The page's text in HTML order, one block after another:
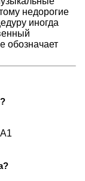
недорогие
иногда
обозначает